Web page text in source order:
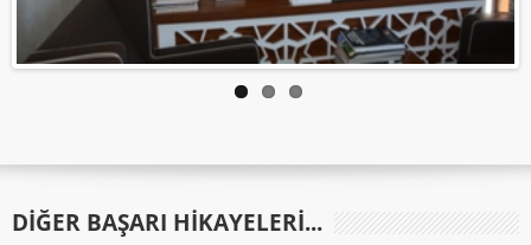
DIĞER BAŞARI HIKAYELERI...